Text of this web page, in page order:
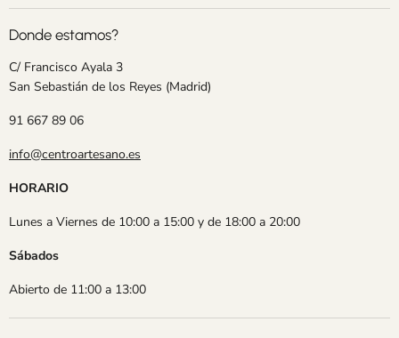
Donde estamos?
C/ Francisco Ayala 3
San Sebastián de los Reyes (Madrid)
91 667 89 06
info@centroartesano.es
HORARIO
Lunes a Viernes de 10:00 a 15:00 y de 18:00 a 20:00
Sábados
Abierto de 11:00 a 13:00